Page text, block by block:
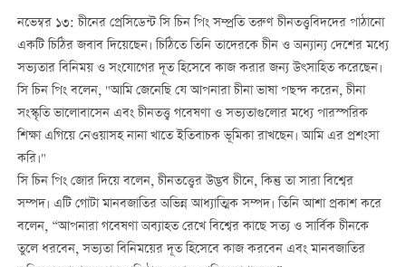
নভেম্বর ১৩: চীনের প্রেসিডেন্ট সি চিন পিং সম্প্রতি তরুণ চীনতত্ত্ববিদদের পাঠানো
একটি চিঠির জবাব দিয়েছেন। চিঠিতে তিনি তাদেরকে চীন ও অন্যান্য দেশের মধ্যে
সভ্যতার বিনিময় ও সংযোগের দূত হিসেবে কাজ করার জন্য উৎসাহিত করেছেন।
সি চিন পিং বলেন, "আমি জেনেছি যে আপনারা চীনা ভাষা পছন্দ করেন, চীনা
সংস্কৃতি ভালোবাসেন এবং চীনতত্ত্ব গবেষণা ও সভ্যতাগুলোর মধ্যে পারস্পরিক
শিক্ষা এগিয়ে নেওয়াসহ নানা খাতে ইতিবাচক ভূমিকা রাখছেন। আমি এর প্রশংসা
করি।"
সি চিন পিং জোর দিয়ে বলেন, চীনতত্ত্বের উদ্ভব চীনে, কিন্তু তা সারা বিশ্বের
সম্পদ। এটি গোটা মানবজাতির অভিন্ন আধ্যাত্মিক সম্পদ। তিনি আশা প্রকাশ করে
বলেন, “আপনারা গবেষণা অব্যাহত রেখে বিশ্বের কাছে সত্য ও সার্বিক চীনকে
তুলে ধরবেন, সভ্যতা বিনিময়ের দূত হিসেবে কাজ করবেন এবং মানবজাতির